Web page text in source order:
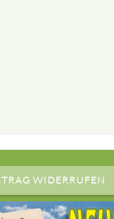
WIDERRUFEN